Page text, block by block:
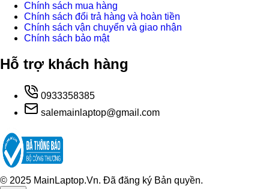
Chính sách mua hàng
Chính sách đổi trả hàng và hoàn tiền
Chính sách vận chuyển và giao nhận
Chính sách bảo mật
Hỗ trợ khách hàng
0933358385
salemainlaptop@gmail.com
© 2025 MainLaptop.Vn. Đã đăng ký Bản quyền.